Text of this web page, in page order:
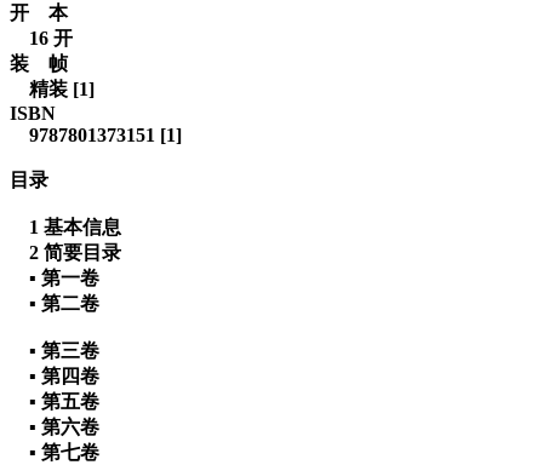
开 本
16 开
装 帧
精装 [1]
ISBN
9787801373151 [1]
目录
1 基本信息
2 简要目录
▪ 第一卷
▪ 第二卷
▪ 第三卷
▪ 第四卷
▪ 第五卷
▪ 第六卷
▪ 第七卷